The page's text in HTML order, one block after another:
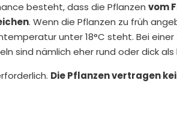
besteht, dass die Pflanzenvom
. Wenn die Pflanzen zu früh
unter 18°C steht. Bei
sind nämlich eher rund oder dick als
Die Pflanzen vertragen